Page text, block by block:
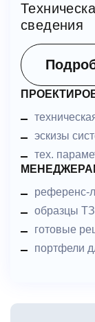
сведения
эскизы
тех.
референс-
образцы
готовые
портфели